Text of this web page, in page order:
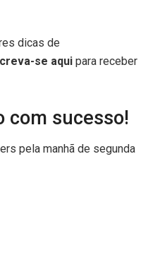
dicas de
se aqui para receber
com sucesso!
pela manhã de segunda